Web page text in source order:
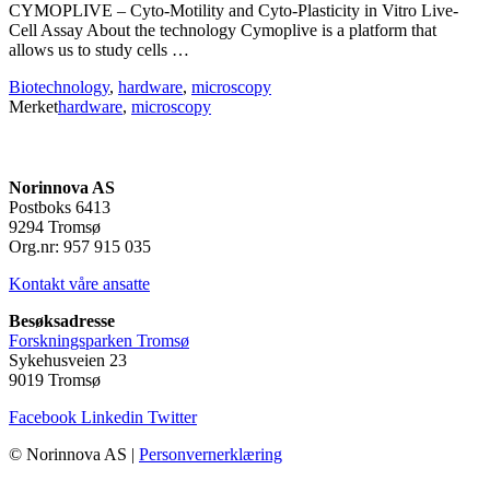
CYMOPLIVE – Cyto-Motility and Cyto-Plasticity in Vitro Live-
Cell Assay About the technology Cymoplive is a platform that
allows us to study cells …
Biotechnology, hardware, microscopy
Merkethardware, microscopy
Norinnova AS
Postboks 6413
9294 Tromsø
Org.nr: 957 915 035
Kontakt våre ansatte
Besøksadresse
Forskningsparken Tromsø
Sykehusveien 23
9019 Tromsø
Facebook Linkedin Twitter
© Norinnova AS | Personvernerklæring